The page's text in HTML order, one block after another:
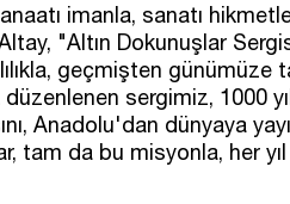
imanla, sanatı
"Altın Dokunuşlar
geçmişten günümüze
sergimiz, 1000
Anadolu'dan dünyaya
tam da bu misyonla, her